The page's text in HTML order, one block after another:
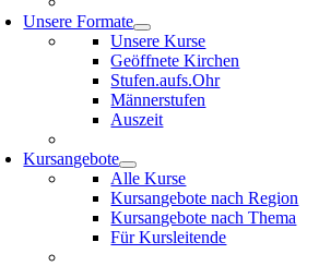
Unsere Formate
Unsere Kurse
Geöffnete Kirchen
Stufen.aufs.Ohr
Männerstufen
Auszeit
Kursangebote
Alle Kurse
Kursangebote nach Region
Kursangebote nach Thema
Für Kursleitende